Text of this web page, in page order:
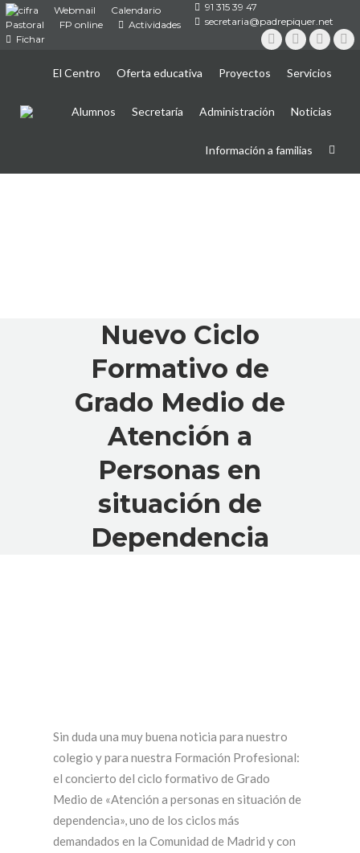
Webmail
Calendario
Pastoral
FP online
Actividades
Fichar
91 315 39 47
secretaria@padrepiquer.net
Instagram
Twitter
El Centro Oferta educativa Proyectos Servicios
Alumnos Secretaría Administración Noticias
Información a familias
Nuevo Ciclo
Formativo de
Grado Medio de
Atención a
Personas en
situación de
Dependencia
Sin duda una muy buena noticia para nuestro
colegio y para nuestra Formación Profesional:
el concierto del ciclo formativo de Grado
Medio de «Atención a personas en situación de
dependencia», uno de los ciclos más
demandados en la Comunidad de Madrid y con